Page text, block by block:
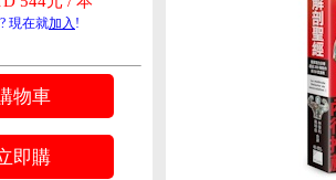
現在就加入 !